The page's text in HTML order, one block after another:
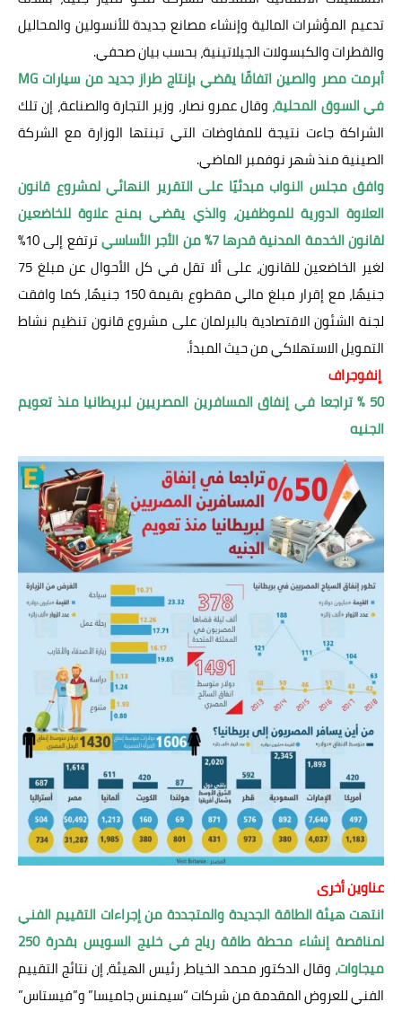
تدعيم المؤشرات المالية وإنشاء مصانع جديدة للأنسولين والمحاليل
والقطرات والكبسولات الجيلاتينية، بحسب بيان صحفي.
أبرمت مصر والصين اتفاقًا يقضي بإنتاج طراز جديد من سياراتMG
في السوق المحلية، وقال عمرو نصار، وزير التجارة والصناعة، إن تلك
الشراكة جاءت نتيجة للمفاوضات التي تبنتها الوزارة مع الشركة
الصينية منذ شهر نوفمبر الماضي.
وافق مجلس النواب مبدئيًا على التقرير النهائي لمشروع قانون
العلاوة الدورية للموظفين، والذي يقضي بمنح علاوة للخاضعين
لقانون الخدمة المدنية قدرها 7% من الأجر الأساسي
ترتفع إلى 10%
لغير الخاضعين للقانون، على ألا تقل في كل الأحوال عن مبلغ 75
جنيهًا، مع إقرار مبلغ مالي مقطوع بقيمة 150 جنيهًا، كما وافقت
لجنة الشئون الاقتصادية بالبرلمان على مشروع قانون تنظيم نشاط
التمويل الاستهلاكي من حيث المبدأ.
إنفوجراف
50 % تراجعا في إنفاق المسافرين المصريين لبريطانيا منذ تعويم
الجنيه
عناوين أخرى
انتهت هيئة الطاقة الجديدة والمتجددة من إجراءات التقييم الفني
لمناقصة إنشاء محطة طاقة رياح في خليج السويس بقدرة 250
ميجاوات، وقال الدكتور محمد الخياط، رئيس الهيئة، إن نتائج التقييم
الفني للعروض المقدمة من شركات “سيمنس جاميسا” و”فيستاس”